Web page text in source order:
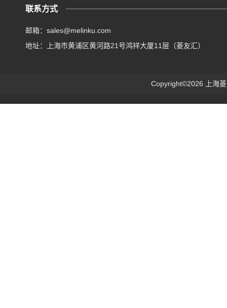
联系方式
邮箱：sales@melinku.com
地址：上海市黄浦区黄河路21号鸿祥大厦11层（菱友汇）
Copyright©2026 上海